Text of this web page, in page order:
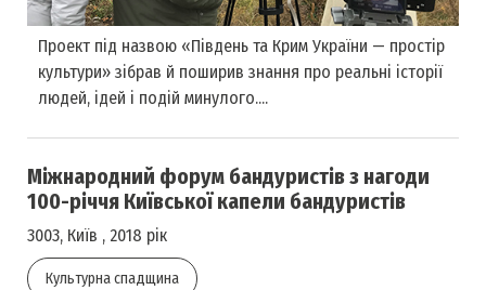
Проект під назвою «Південь та Крим України — простір
культури» зібрав й поширив знання про реальні історії
людей, ідей і подій минулого....
Міжнародний форум бандуристів з нагоди
100-річчя Київської капели бандуристів
3003, Київ , 2018 рік
Культурна спадщина